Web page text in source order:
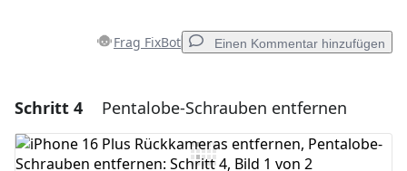
Frag FixBot Einen Kommentar hinzufügen
Einen Kommentar hinzufügen
Kommentar hinzufügen
Schritt 4 Pentalobe-Schrauben entfernen